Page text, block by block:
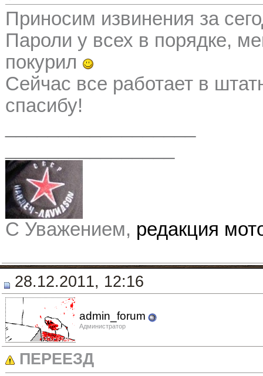
Приносим извинения за
Пароли у всех в порядке,
покурил
Сейчас все работает в
спасибу!
С Уважением, редакция
28.12.2011, 12:16
admin_forum
Администратор
ПЕРЕЕЗД